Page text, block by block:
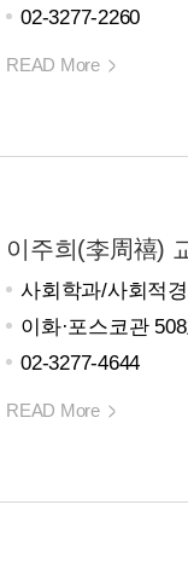
02-3277-2260
READ More
이주희(李周禧)
사회학과/사회적
이화·포스코관
02-3277-4644
READ More